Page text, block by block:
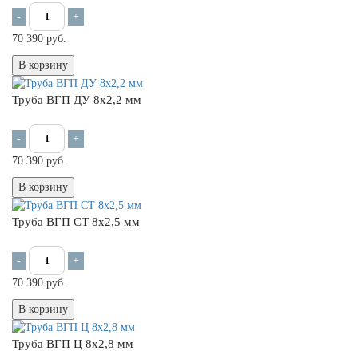
-
+
70 390 руб.
В корзину
Труба ВГП ДУ 8х2,2 мм
-
+
70 390 руб.
В корзину
Труба ВГП СТ 8х2,5 мм
-
+
70 390 руб.
В корзину
Труба ВГП Ц 8х2,8 мм